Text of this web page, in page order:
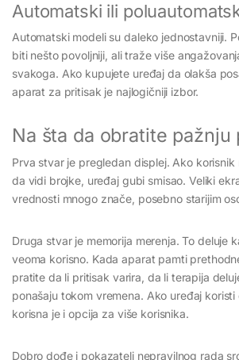
Automatski ili
Automatski modeli su daleko jednostavniji.
biti nešto povoljniji, ali traže više
svakoga. Ako kupujete uređaj da olakša
aparat za pritisak je najlogičniji izbor.
Na šta da obratite pažnju
Prva stvar je pregledan displej. Ako
da vidi brojke, uređaj gubi smisao. Veliki
vrednosti mnogo znače, posebno starijim
Druga stvar je memorija merenja. To deluje
veoma korisno. Kada aparat pamti
pratite da li pritisak varira, da li terapija
ponašaju tokom vremena. Ako uređaj
korisna je i opcija za više korisnika.
Dobro dođe i pokazatelj nepravilnog rada